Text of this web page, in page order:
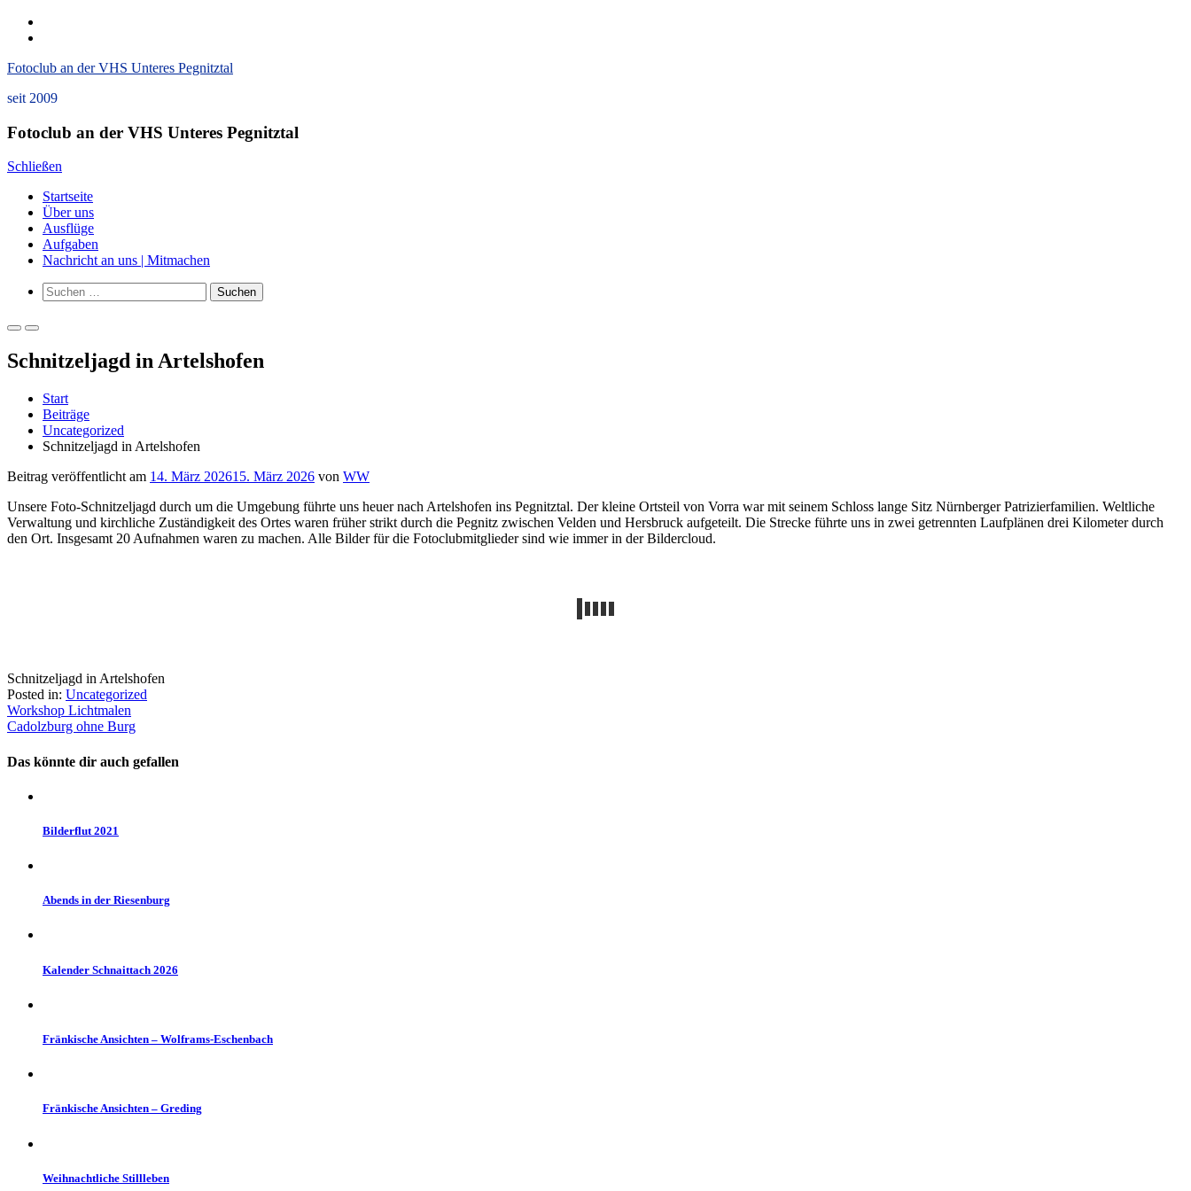
Zum
Inhalt
Impressum
Fotoclub an der VHS Unteres Pegnitztal
seit 2009
Fotoclub an der VHS Unteres Pegnitztal
Schließen
Startseite
Über uns
Ausflüge
Aufgaben
Nachricht an uns | Mitmachen
Such-
Formular
Suchen
nach:
Primäres
für
Primäres
für
Schnitzeljagd in Artelshofen
Start
Beiträge
Uncategorized
Schnitzeljagd in Artelshofen
Beitrag veröffentlicht am 14. März 202615. März 2026 von WW
Unsere Foto-Schnitzeljagd durch um die Umgebung führte uns heuer nach Artelshofen ins Pegnitztal. Der kleine Ortsteil von Vorra war mit seinem Schloss lange Sitz Nürnberger Patrizierfamilien. Weltliche
Verwaltung und kirchliche Zuständigkeit des Ortes waren früher strikt durch die Pegnitz zwischen Velden und Hersbruck aufgeteilt. Die Strecke führte uns in zwei getrennten Laufplänen drei Kilometer durch
den Ort. Insgesamt 20 Aufnahmen waren zu machen. Alle Bilder für die Fotoclubmitglieder sind wie immer in der Bildercloud.
Schnitzeljagd in Artelshofen
Posted in: Uncategorized
Beitragsnavigation
Workshop Lichtmalen
Cadolzburg ohne Burg
Das könnte dir auch gefallen
Bilderflut 2021
Abends in der Riesenburg
Kalender Schnaittach 2026
Fränkische Ansichten – Wolframs-Eschenbach
Fränkische Ansichten – Greding
Weihnachtliche Stillleben